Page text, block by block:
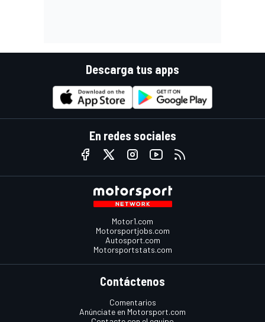
Descarga tus apps
En redes sociales
Motor1.com
Motorsportjobs.com
Autosport.com
Motorsportstats.com
Contáctenos
Comentarios
Anúnciate en Motorsport.com